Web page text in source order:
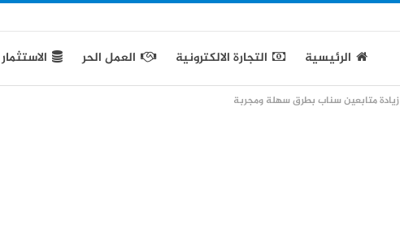
الرئيسية التجارة الالكترونية العمل الحر الاستثمار
زيادة متابعين سناب بطرق سهلة ومجربة